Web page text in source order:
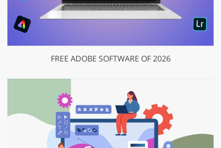
FREE ADOBE SOFTWARE OF 2026